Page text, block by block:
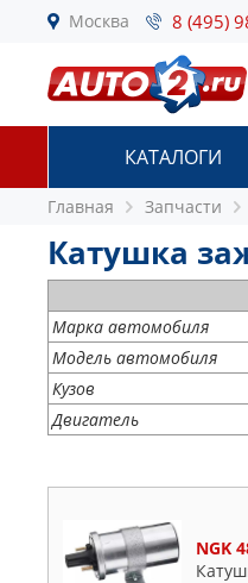
Москва 8 (495)
КАТАЛОГИ
Главная Запчасти
Катушка
Марка автомобиля
Модель автомобиля
Кузов
Двигатель
NGK